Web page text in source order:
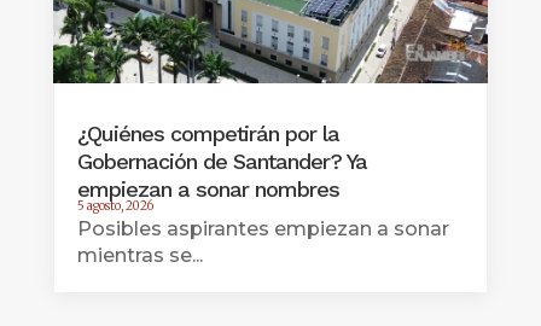
¿Quiénes competirán por la
Gobernación de Santander? Ya
empiezan a sonar nombres
5 agosto, 2026
Posibles aspirantes empiezan a sonar
mientras se...